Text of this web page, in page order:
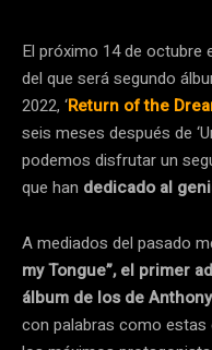
El próximo 14 de octubre
del que será segundo
2022, ‘Return of the
seis meses después de
podemos disfrutar un
que han dedicado al
A mediados del pasado
my Tongue”, el primer
álbum de los de
con palabras como estas